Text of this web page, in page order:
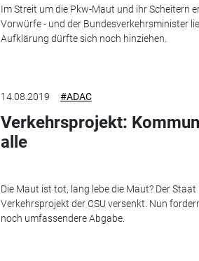
Im Streit um die Pkw-Maut und ihr Scheitern
Vorwürfe - und der Bundesverkehrsminister
Aufklärung dürfte sich noch hinziehen.
14.08.2019 #ADAC
Verkehrsprojekt:
alle
Die Maut ist tot, lang lebe die Maut? Der
Verkehrsprojekt der CSU versenkt. Nun
noch umfassendere Abgabe.